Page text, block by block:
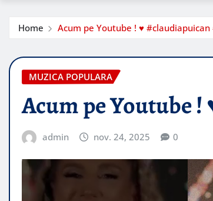
Home Acum pe Youtube ! ♥️
MUZICA POPULARA
Acum pe Youtube
admin nov. 24, 2025 0